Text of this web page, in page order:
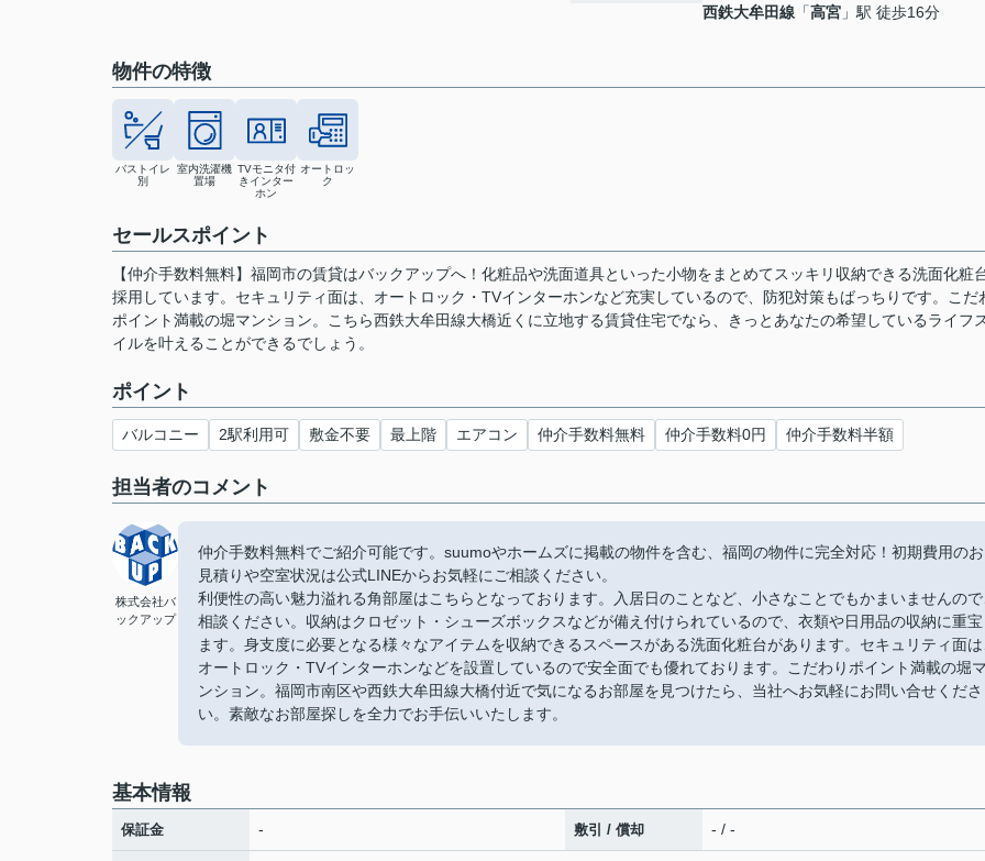
西鉄大牟田線 「高宮 」駅 徒歩16分
物件の特徴
バストイレ
別
室内洗濯機
置場
TVモニタ付
きインター
ホン
オートロッ
ク
セールスポイント
【仲介手数料無料】福岡市の賃貸はバックアップへ！化粧品や洗面道具といった小物をまとめてスッキリ収納できる洗面化粧
採用しています。セキュリティ面は、オートロック・TVインターホンなど充実しているので、防犯対策もばっちりです。こだ
ポイント満載の堀マンション。こちら西鉄大牟田線大橋近くに立地する賃貸住宅でなら、きっとあなたの希望しているライフ
イルを叶えることができるでしょう。
ポイント
バルコニー 2駅利用可 敷金不要 最上階 エアコン 仲介手数料無料 仲介手数料0円 仲介手数料半額
担当者のコメント
株式会社バ
ックアップ
仲介手数料無料でご紹介可能です。suumoやホームズに掲載の物件を含む、福岡の物件に完全対応！初期費用のお
見積りや空室状況は公式LINEからお気軽にご相談ください。
利便性の高い魅力溢れる角部屋はこちらとなっております。入居日のことなど、小さなことでもかまいませんの
相談ください。収納はクロゼット・シューズボックスなどが備え付けられているので、衣類や日用品の収納に重
ます。身支度に必要となる様々なアイテムを収納できるスペースがある洗面化粧台があります。セキュリティ面
オートロック・TVインターホンなどを設置しているので安全面でも優れております。こだわりポイント満載の堀
ンション。福岡市南区や西鉄大牟田線大橋付近で気になるお部屋を見つけたら、当社へお気軽にお問い合せくださ
い。素敵なお部屋探しを全力でお手伝いいたします。
基本情報
保証金 - 敷引 / 償却 - / -